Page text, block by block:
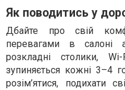
Як поводитись у
Дбайте про свій
перевагами в салоні
розкладні столики,
зупиняється кожні 3–4
розім’ятися, подихати